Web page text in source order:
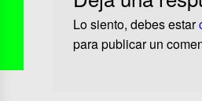
Lo siento, debes estar
para publicar un